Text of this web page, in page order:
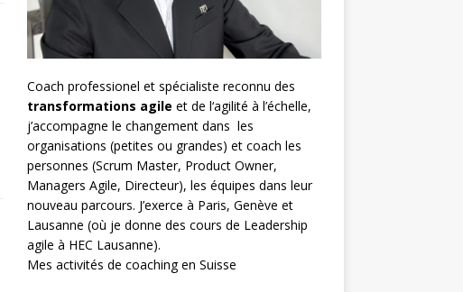
Coach professionel et spécialiste reconnu des
transformations agile et de l‘agilité à l’échelle,
j’accompagne le changement dans les
organisations (petites ou grandes) et coach les
personnes (Scrum Master, Product Owner,
Managers Agile, Directeur), les équipes dans leur
nouveau parcours. J’exerce à Paris, Genève et
Lausanne (où je donne des cours de Leadership
agile à HEC Lausanne).
Mes activités de coaching en Suisse